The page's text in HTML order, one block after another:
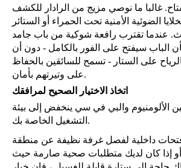
غالبا ما نوصي مزيج من الرادار للكشف
الضوئية الأمنية تحت الحمراء أو الستائر
عندما تقترب رافعة شوكية من باب جامد
الباب سيفتح على الفور بالكامل - دون أن
على الستار - تسمح للسائقين بالحفاظ
على وتيرتهم بأمان.
اتخاذ الاختيار الصحيح لمرافقك
بين الألومنيوم والبي في سي ينخفض إلى بيئة
التشغيل الخاصة بك.
فتحات داخلية لفصل غرفة نظيفة عن منطقة
، أو إذا كان لديك متطلبات صحية صارمة حيث